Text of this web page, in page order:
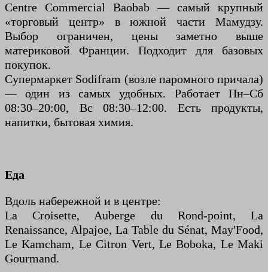
Centre Commercial Baobab — самый крупный
«торговый центр» в южной части Мамудзу.
Выбор ограничен, цены заметно выше
материковой Франции. Подходит для базовых
покупок.
Супермаркет Sodifram (возле паромного причала)
— один из самых удобных. Работает Пн–Сб
08:30–20:00, Вс 08:30–12:00. Есть продукты,
напитки, бытовая химия.
Еда
Вдоль набережной и в центре:
La Croisette, Auberge du Rond-point, La
Renaissance, Alpajoe, La Table du Sénat, May'Food,
Le Kamcham, Le Citron Vert, Le Boboka, Le Maki
Gourmand.